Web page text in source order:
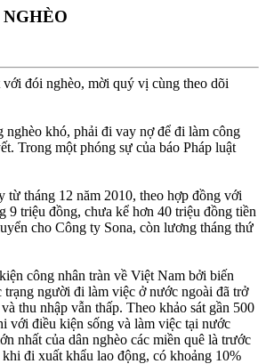
đói nghèo, mời quý vị cùng theo dõi
khó, phải đi vay nợ để đi làm công
Trong một phóng sự của báo Pháp luật
tháng 12 năm 2010, theo hợp đồng với
9 triệu đồng, chưa kể hơn 40 triệu đồng tiền
cho Công ty Sona, còn lương tháng thứ
công nhân tràn về Việt Nam bởi biến
người đi làm việc ở nước ngoài đã trở
thu nhập vẫn thấp. Theo khảo sát gần 500
với điều kiện sống và làm việc tại nước
nhất của dân nghèo các miền quê là trước
đi xuất khẩu lao động, có khoảng 10%